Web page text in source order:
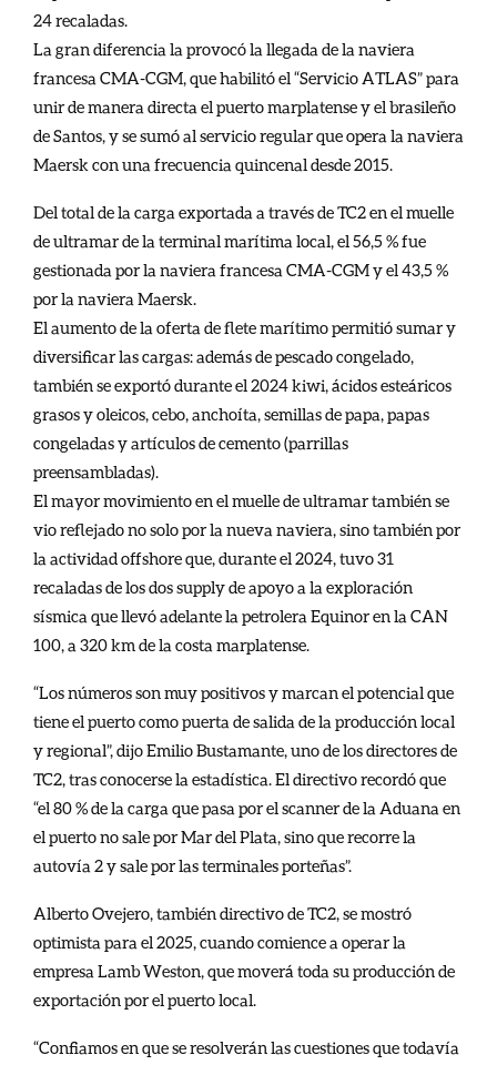
24 recaladas.
La gran diferencia la provocó la llegada de la naviera
francesa CMA-CGM, que habilitó el “Servicio ATLAS” para
unir de manera directa el puerto marplatense y el brasileño
de Santos, y se sumó al servicio regular que opera la naviera
Maersk con una frecuencia quincenal desde 2015.
Del total de la carga exportada a través de TC2 en el muelle
de ultramar de la terminal marítima local, el 56,5 % fue
gestionada por la naviera francesa CMA-CGM y el 43,5 %
por la naviera Maersk.
El aumento de la oferta de flete marítimo permitió sumar y
diversificar las cargas: además de pescado congelado,
también se exportó durante el 2024 kiwi, ácidos esteáricos
grasos y oleicos, cebo, anchoíta, semillas de papa, papas
congeladas y artículos de cemento (parrillas
preensambladas).
El mayor movimiento en el muelle de ultramar también se
vio reflejado no solo por la nueva naviera, sino también por
la actividad offshore que, durante el 2024, tuvo 31
recaladas de los dos supply de apoyo a la exploración
sísmica que llevó adelante la petrolera Equinor en la CAN
100, a 320 km de la costa marplatense.
“Los números son muy positivos y marcan el potencial que
tiene el puerto como puerta de salida de la producción local
y regional”, dijo Emilio Bustamante, uno de los directores de
TC2, tras conocerse la estadística. El directivo recordó que
“el 80 % de la carga que pasa por el scanner de la Aduana en
el puerto no sale por Mar del Plata, sino que recorre la
autovía 2 y sale por las terminales porteñas”.
Alberto Ovejero, también directivo de TC2, se mostró
optimista para el 2025, cuando comience a operar la
empresa Lamb Weston, que moverá toda su producción de
exportación por el puerto local.
“Confiamos en que se resolverán las cuestiones que todavía